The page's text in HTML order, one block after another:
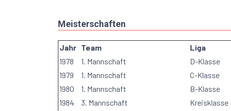
Meisterschaften
Jahr Team
Liga
1978
1. Mannschaft
D-Klasse
1979
1. Mannschaft
C-Klasse
1980
1. Mannschaft
B-Klasse
1984
3. Mannschaft
Kreisklasse